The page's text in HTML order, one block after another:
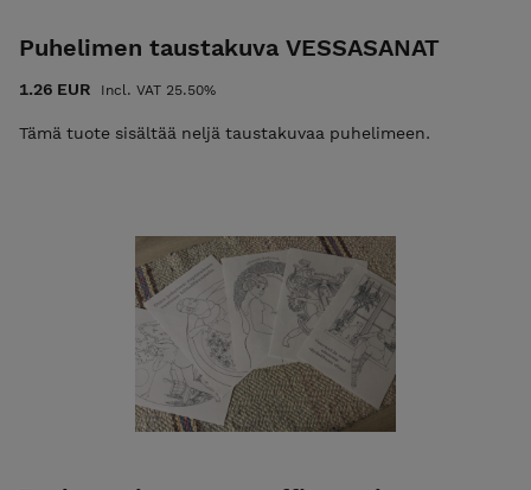
Puhelimen taustakuva VESSASANAT
1.26 EUR Incl. VAT 25.50%
Tämä tuote sisältää neljä taustakuvaa puhelimeen.